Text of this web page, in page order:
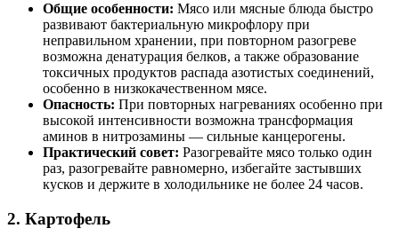
Общие особенности: Мясо или мясные блюда быстро
развивают бактериальную микрофлору при
неправильном хранении, при повторном разогреве
возможна денатурация белков, а также образование
токсичных продуктов распада азотистых соединений,
особенно в низкокачественном мясе.
Опасность: При повторных нагреваниях особенно при
высокой интенсивности возможна трансформация
аминов в нитрозамины — сильные канцерогены.
Практический совет: Разогревайте мясо только один
раз, разогревайте равномерно, избегайте застывших
кусков и держите в холодильнике не более 24 часов.
2. Картофель